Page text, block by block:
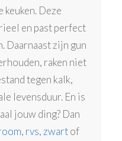
keuken. Deze
en past perfect
Daarnaast zijn gun
raken niet
tegen kalk,
levensduur. En is
jouw ding? Dan
, rvs, zwartof